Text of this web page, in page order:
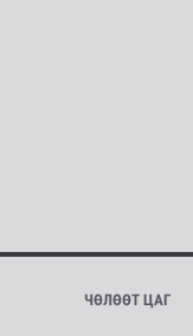
ЧӨЛӨӨТ ЦАГ